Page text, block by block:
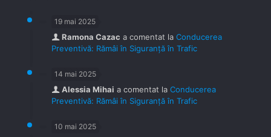
19 mai 2025
Ramona Cazac a comentat la Conducerea
Preventivă: Rămâi în Siguranță în Trafic
14 mai 2025
Alessia Mihai a comentat la Conducerea
Preventivă: Rămâi în Siguranță în Trafic
10 mai 2025